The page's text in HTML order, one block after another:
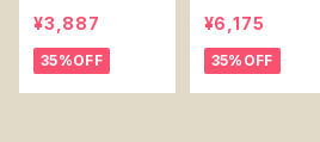
輪【Vegan Leat
her】 Navy Col
lar
¥3,887
35%OFF
ネス【Vegan Le
ather Navy Ha
rness】
¥6,175
35%OFF